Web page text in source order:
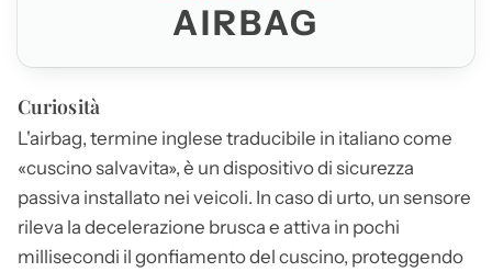
AIRBAG
Curiosità
L'airbag, termine inglese traducibile in italiano come
«cuscino salvavita», è un dispositivo di sicurezza
passiva installato nei veicoli. In caso di urto, un sensore
rileva la decelerazione brusca e attiva in pochi
millisecondi il gonfiamento del cuscino, proteggendo